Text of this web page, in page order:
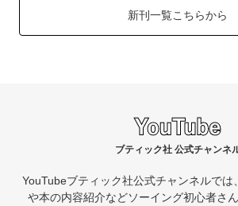
新刊一覧こちらから
ブティック社 公式チャンネ
YouTubeブティック社公式チャンネルでは
や本の内容紹介などソーイング初心者さ